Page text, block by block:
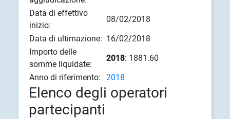
Data di effettivo
inizio:
08/02/2018
Data di ultimazione: 16/02/2018
Importo delle
somme liquidate:
2018: 1881.60
Anno di riferimento:
2018
Elenco degli operatori
partecipanti